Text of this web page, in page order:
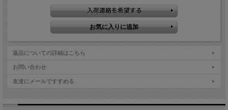
返品についての詳細はこちら
お問い合わせ
友達にメールですすめる